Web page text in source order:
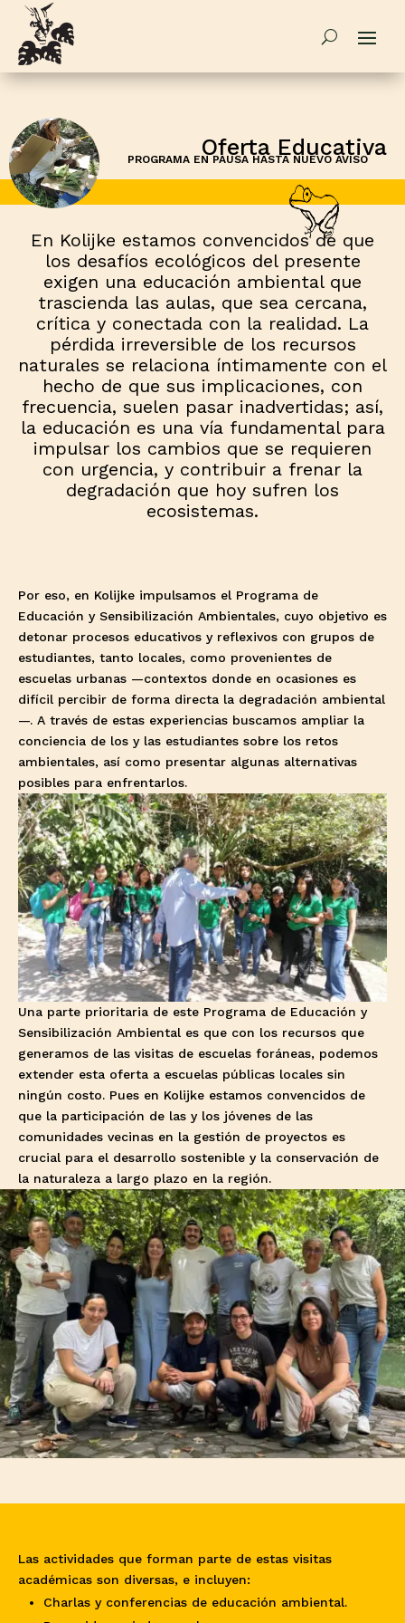
Oferta Educativa
PROGRAMA EN PAUSA HASTA NUEVO AVISO
En Kolijke estamos convencidos de que
los desafíos ecológicos del presente
exigen una educación ambiental que
trascienda las aulas, que sea cercana,
crítica y conectada con la realidad. La
pérdida irreversible de los recursos
naturales se relaciona íntimamente con el
hecho de que sus implicaciones, con
frecuencia, suelen pasar inadvertidas; así,
la educación es una vía fundamental para
impulsar los cambios que se requieren
con urgencia, y contribuir a frenar la
degradación que hoy sufren los
ecosistemas.
Por eso, en Kolijke impulsamos el Programa de
Educación y Sensibilización Ambientales, cuyo objetivo es
detonar procesos educativos y reflexivos con grupos de
estudiantes, tanto locales, como provenientes de
escuelas urbanas —contextos donde en ocasiones es
difícil percibir de forma directa la degradación ambiental
—. A través de estas experiencias buscamos ampliar la
conciencia de los y las estudiantes sobre los retos
ambientales, así como presentar algunas alternativas
posibles para enfrentarlos.
Una parte prioritaria de este Programa de Educación y
Sensibilización Ambiental es que con los recursos que
generamos de las visitas de escuelas foráneas, podemos
extender esta oferta a escuelas públicas locales sin
ningún costo. Pues en Kolijke estamos convencidos de
que la participación de las y los jóvenes de las
comunidades vecinas en la gestión de proyectos es
crucial para el desarrollo sostenible y la conservación de
la naturaleza a largo plazo en la región.
Las actividades que forman parte de estas visitas
académicas son diversas, e incluyen:
Charlas y conferencias de educación ambiental.